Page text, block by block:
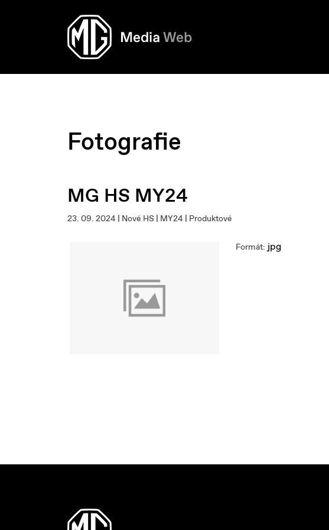
Fotografie
MG HS MY24
23. 09. 2024 | Nové HS | MY24 | Produktové
Formát: jpg